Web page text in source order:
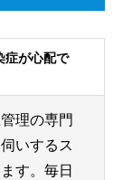
症が心配で
理の専門
いするス
す。毎日